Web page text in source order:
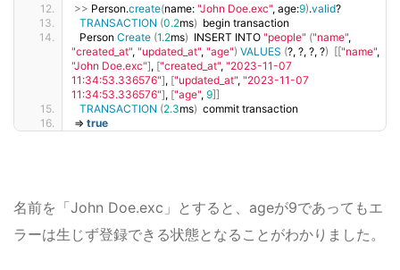
>> Person.create(name: "John Doe.exc", age:9).valid?
TRANSACTION (0.2ms)
  begin transaction
  Person
Create (1.2ms)
  INSERT INTO
"people" ("name"
"created_at", "updated_at", "age") VALUES (?, ?, ?, ?) [["name"
"John Doe.exc"], ["created_at", "2023-11-07
11:34:53.336576"], ["updated_at", "2023-11-07
11:34:53.336576"], ["age", 9]]
TRANSACTION (2.3ms)
  commit transaction
= true
名前を「John Doe.exc」とすると、ageが9であってもエ
ラーは生じず登録できる状態となることがわかりました。